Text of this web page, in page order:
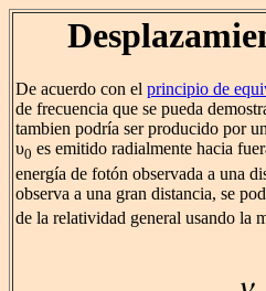
De acuerdo con el principio de
de frecuencia que se pueda
tambien podría ser producido por
υ0 es emitido radialmente hacia
energía de fotón observada a una
observa a una gran distancia, se
de la relatividad general usando la